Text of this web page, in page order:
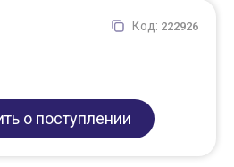
Код: 222926
о поступлении